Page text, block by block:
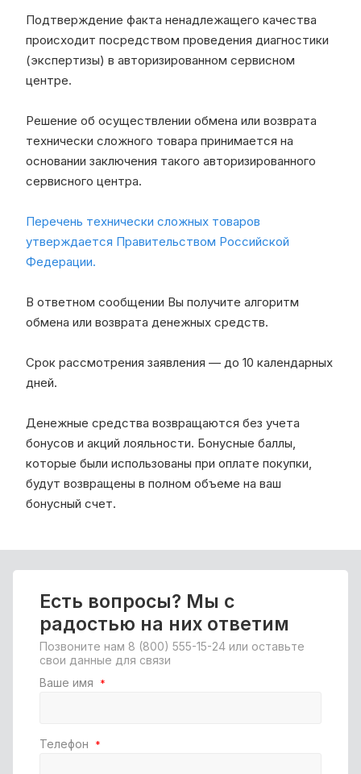
Подтверждение факта ненадлежащего качества
происходит посредством проведения диагностики
(экспертизы) в авторизированном сервисном
центре.
Решение об осуществлении обмена или возврата
технически сложного товара принимается на
основании заключения такого авторизированного
сервисного центра.
Перечень технически сложных товаров
утверждается Правительством Российской
Федерации.
В ответном сообщении Вы получите алгоритм
обмена или возврата денежных средств.
Срок рассмотрения заявления — до 10 календарных
дней.
Денежные средства возвращаются без учета
бонусов и акций лояльности. Бонусные баллы,
которые были использованы при оплате покупки,
будут возвращены в полном объеме на ваш
бонусный счет.
Есть вопросы? Мы с
радостью на них ответим
Позвоните нам 8 (800) 555-15-24 или оставьте
свои данные для связи
Ваше имя
*
Телефон *